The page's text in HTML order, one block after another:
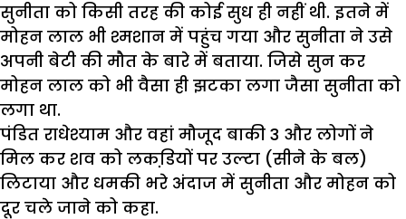
सुनीता को किसी तरह की कोई सुध ही नहीं थी. इतने में
मोहन लाल भी श्मशान में पहुंच गया और सुनीता ने उसे
अपनी बेटी की मौत के बारे में बताया. जिसे सुन कर
मोहन लाल को भी वैसा ही झटका लगा जैसा सुनीता को
लगा था.
पंडित राधेश्याम और वहां मौजूद बाकी 3 और लोगों ने
मिल कर शव को लकडि़यों पर उल्टा (सीने के बल)
लिटाया और धमकी भरे अंदाज में सुनीता और मोहन को
दूर चले जाने को कहा.